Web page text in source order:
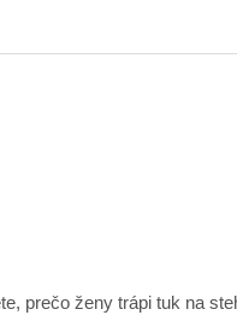
prečo ženy trápi tuk na